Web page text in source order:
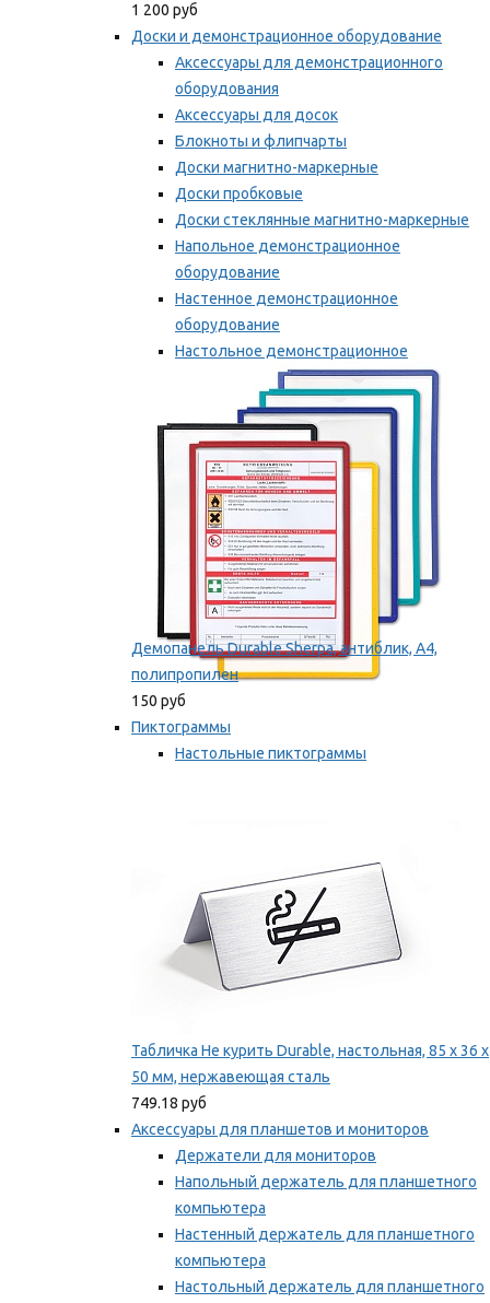
1 200 руб
Доски и демонстрационное оборудование
Аксессуары для демонстрационного
оборудования
Аксессуары для досок
Блокноты и флипчарты
Доски магнитно-маркерные
Доски пробковые
Доски стеклянные магнитно-маркерные
Напольное демонстрационное
оборудование
Настенное демонстрационное
оборудование
Настольное демонстрационное
оборудование
Мы рекомендуем
Демопанель Durable Sherpa, антиблик, А4,
полипропилен
150 руб
Пиктограммы
Настольные пиктограммы
Табличка Не курить Durable, настольная, 85 x 36 x
50 мм, нержавеющая сталь
749.18 руб
Аксессуары для планшетов и мониторов
Держатели для мониторов
Напольный держатель для планшетного
компьютера
Настенный держатель для планшетного
компьютера
Настольный держатель для планшетного